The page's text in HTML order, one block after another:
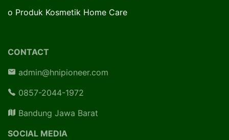
o Produk Kosmetik Home Care
CONTACT
admin@hnipioneer.com
0857-2044-1972
Bandung Jawa Barat
SOCIAL MEDIA